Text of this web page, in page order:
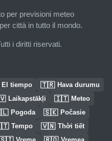
per previsioni meteo
città in tutto il mondo.
i diritti riservati.
El tiempo 🇹🇷 Hava durumu
Laikapstākļi 🇮🇹 Meteo
Pogoda 🇸🇰 Počasie
Tempo 🇻🇳 Thời tiết